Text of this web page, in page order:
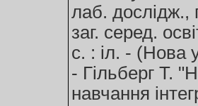
лаб. дослідж.,
заг. серед.
с. : іл. - (Нова
- Гільберг Т.
навчання